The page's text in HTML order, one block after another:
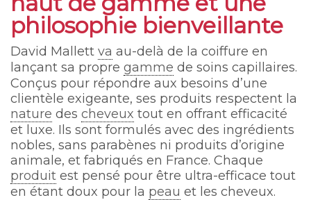
philosophie bienveillante
David Mallett va au-delà de la coiffure en
lançant sa propre gamme de soins capillaires.
Conçus pour répondre aux besoins d’une
clientèle exigeante, ses produits respectent la
nature des cheveux tout en offrant efficacité
et luxe. Ils sont formulés avec des ingrédients
nobles, sans parabènes ni produits d’origine
animale, et fabriqués en France. Chaque
produit est pensé pour être ultra-efficace tout
en étant doux pour la peau et les cheveux.